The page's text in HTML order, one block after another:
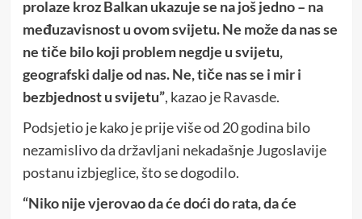
prolaze kroz Balkan ukazuje se na još jedno – na
međuzavisnost u ovom svijetu. Ne može da nas se
ne tiče bilo koji problem negdje u svijetu,
geografski dalje od nas. Ne, tiče nas se i mir i
bezbjednost u svijetu”, kazao je Ravasde.
Podsjetio je kako je prije više od 20 godina bilo
nezamislivo da državljani nekadašnje Jugoslavije
postanu izbjeglice, što se dogodilo.
“Niko nije vjerovao da će doći do rata, da će